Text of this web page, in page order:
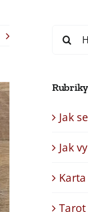
Search
Jak
Jak